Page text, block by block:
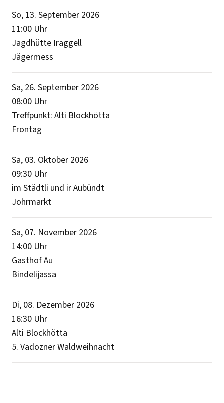
So, 13. September 2026
11:00 Uhr
Jagdhütte Iraggell
Jägermess
Sa, 26. September 2026
08:00 Uhr
Treffpunkt: Alti Blockhötta
Frontag
Sa, 03. Oktober 2026
09:30 Uhr
im Städtli und ir Aubündt
Johrmarkt
Sa, 07. November 2026
14:00 Uhr
Gasthof Au
Bindelijassa
Di, 08. Dezember 2026
16:30 Uhr
Alti Blockhötta
5. Vadozner Waldweihnacht